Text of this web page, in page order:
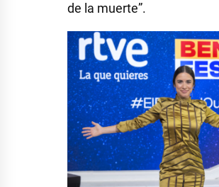
de la muerte”.